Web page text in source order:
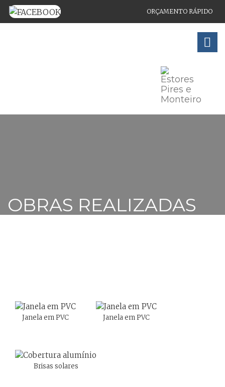
ORÇAMENTO RÁPIDO
OBRAS REALIZADAS
Janela em PVC Janela em PVC
Brisas solares